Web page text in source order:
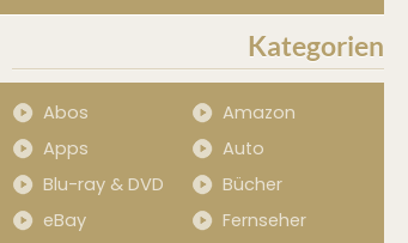
Kategorien
Abos
Amazon
Apps
Auto
Blu-ray & DVD
Bücher
eBay
Fernseher